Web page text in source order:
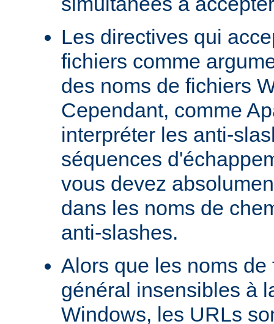
Les directives qui
fichiers comme
des noms de fichiers
Cependant, comme
interpréter les anti-
séquences
vous devez
dans les noms de
anti-slashes.
Alors que les noms
général insensibles à
Windows, les URLs